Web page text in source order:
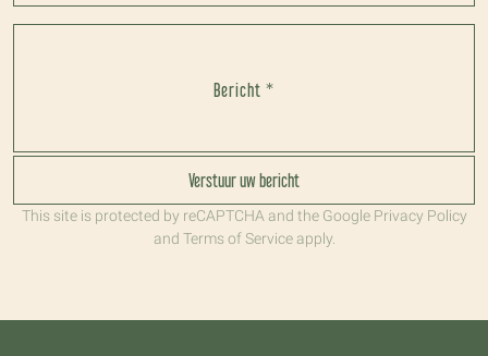
Bericht *
Verstuur uw bericht
This site is protected by reCAPTCHA and the Google Privacy Policy
and Terms of Serviceapply.